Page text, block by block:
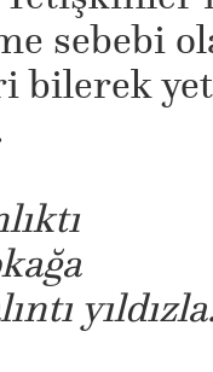
sebebi
bilerek